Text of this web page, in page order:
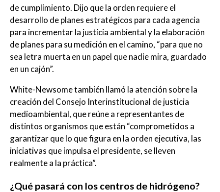
de cumplimiento. Dijo que la orden requiere el
desarrollo de planes estratégicos para cada agencia
para incrementar la justicia ambiental y la elaboración
de planes para su medición en el camino, “para que no
sea letra muerta en un papel que nadie mira, guardado
en un cajón”.
White-Newsome también llamó la atención sobre la
creación del Consejo Interinstitucional de justicia
medioambiental, que reúne a representantes de
distintos organismos que están “comprometidos a
garantizar que lo que figura en la orden ejecutiva, las
iniciativas que impulsa el presidente, se lleven
realmente a la práctica”.
¿Qué pasará con los centros de hidrógeno?